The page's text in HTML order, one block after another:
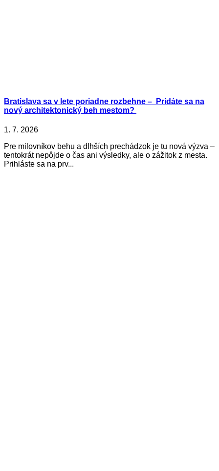
Bratislava sa v lete poriadne rozbehne – Pridáte sa na
nový architektonický beh mestom?
1. 7. 2026
Pre milovníkov behu a dlhších prechádzok je tu nová výzva –
tentokrát nepôjde o čas ani výsledky, ale o zážitok z mesta.
Prihláste sa na prv...